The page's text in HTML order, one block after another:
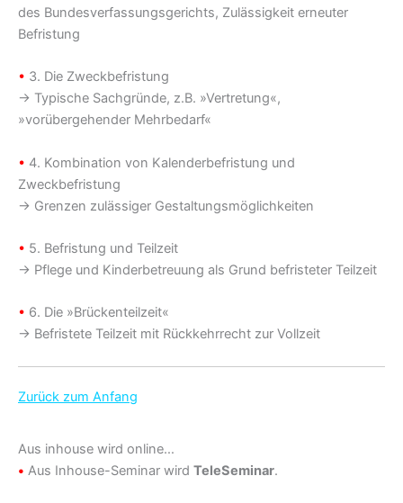
des Bundesverfassungsgerichts, Zulässigkeit erneuter
Befristung
• 3. Die Zweckbefristung
→ Typische Sachgründe, z.B. »Vertretung«,
»vorübergehender Mehrbedarf«
• 4. Kombination von Kalenderbefristung und
Zweckbefristung
→ Grenzen zulässiger Gestaltungsmöglichkeiten
• 5. Befristung und Teilzeit
→ Pflege und Kinderbetreuung als Grund befristeter Teilzeit
• 6. Die »Brückenteilzeit«
→ Befristete Teilzeit mit Rückkehrrecht zur Vollzeit
Zurück zum Anfang
Aus inhouse wird online…
• Aus Inhouse-Seminar wird TeleSeminar.